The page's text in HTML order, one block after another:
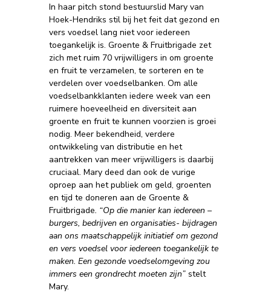
In haar pitch stond bestuurslid Mary van
Hoek-Hendriks stil bij het feit dat gezond en
vers voedsel lang niet voor iedereen
toegankelijk is. Groente & Fruitbrigade zet
zich met ruim 70 vrijwilligers in om groente
en fruit te verzamelen, te sorteren en te
verdelen over voedselbanken. Om alle
voedselbankklanten iedere week van een
ruimere hoeveelheid en diversiteit aan
groente en fruit te kunnen voorzien is groei
nodig. Meer bekendheid, verdere
ontwikkeling van distributie en het
aantrekken van meer vrijwilligers is daarbij
cruciaal. Mary deed dan ook de vurige
oproep aan het publiek om geld, groenten
en tijd te doneren aan de Groente &
Fruitbrigade. “Op die manier kan iedereen –
burgers, bedrijven en organisaties- bijdragen
aan ons maatschappelijk initiatief om gezond
en vers voedsel voor iedereen toegankelijk te
maken. Een gezonde voedselomgeving zou
immers een grondrecht moeten zijn”stelt
Mary.